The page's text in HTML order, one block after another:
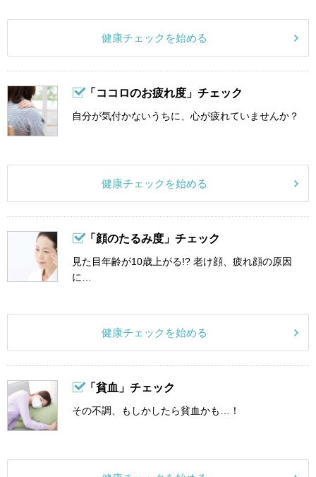
健康チェックを始める
「ココロのお疲れ度」チェック
自分が気付かないうちに、心が疲れていませんか？
健康チェックを始める
「顔のたるみ度」チェック
見た目年齢が10歳上がる!? 老け顔、疲れ顔の原因
に…
健康チェックを始める
「貧血」チェック
その不調、もしかしたら貧血かも…！